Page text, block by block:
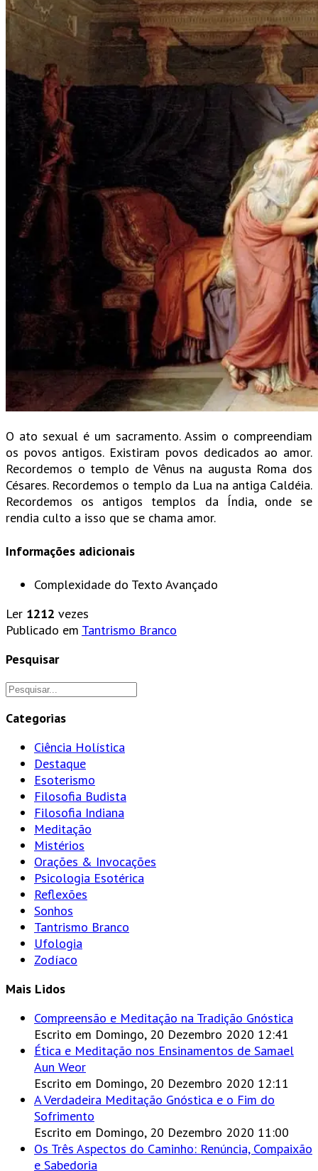
O ato sexual é um sacramento. Assim o compreendiam
os povos antigos. Existiram povos dedicados ao amor.
Recordemos o templo de Vênus na augusta Roma dos
Césares. Recordemos o templo da Lua na antiga Caldéia.
Recordemos os antigos templos da Índia, onde se
rendia culto a isso que se chama amor.
Informações adicionais
Complexidade do Texto Avançado
Ler 1212 vezes
Publicado em Tantrismo Branco
Pesquisar
Categorias
Ciência Holística
Destaque
Esoterismo
Filosofia Budista
Filosofia Indiana
Meditação
Mistérios
Orações & Invocações
Psicologia Esotérica
Reflexões
Sonhos
Tantrismo Branco
Ufologia
Zodíaco
Mais Lidos
Compreensão e Meditação na Tradição Gnóstica
Escrito em Domingo, 20 Dezembro 2020 12:41
Ética e Meditação nos Ensinamentos de Samael
Aun Weor
Escrito em Domingo, 20 Dezembro 2020 12:11
A Verdadeira Meditação Gnóstica e o Fim do
Sofrimento
Escrito em Domingo, 20 Dezembro 2020 11:00
Os Três Aspectos do Caminho: Renúncia, Compaixão
e Sabedoria